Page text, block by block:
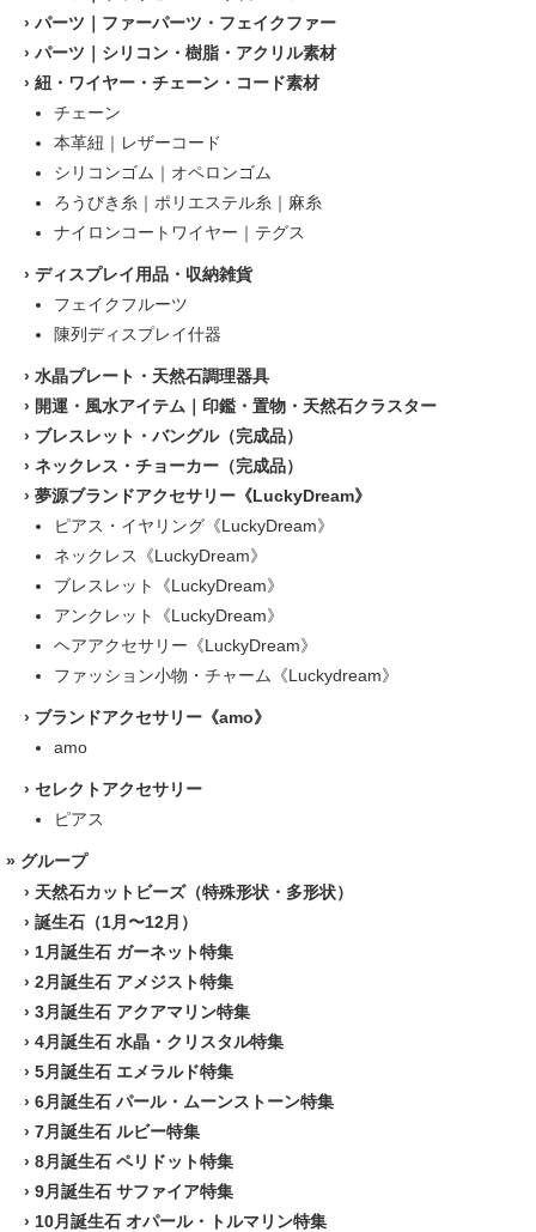
› パーツ｜ファーパーツ・フェイクファー
› パーツ｜シリコン・樹脂・アクリル素材
› 紐・ワイヤー・チェーン・コード素材
チェーン
本革紐｜レザーコード
シリコンゴム｜オペロンゴム
ろうびき糸｜ポリエステル糸｜麻糸
ナイロンコートワイヤー｜テグス
› ディスプレイ用品・収納雑貨
フェイクフルーツ
陳列ディスプレイ什器
› 水晶プレート・天然石調理器具
› 開運・風水アイテム｜印鑑・置物・天然石クラスター
› ブレスレット・バングル（完成品）
› ネックレス・チョーカー（完成品）
› 夢源ブランドアクセサリー《LuckyDream》
ピアス・イヤリング《LuckyDream》
ネックレス《LuckyDream》
ブレスレット《LuckyDream》
アンクレット《LuckyDream》
ヘアアクセサリー《LuckyDream》
ファッション小物・チャーム《Luckydream》
› ブランドアクセサリー《amo》
amo
› セレクトアクセサリー
ピアス
» グループ
› 天然石カットビーズ（特殊形状・多形状）
› 誕生石（1月〜12月）
› 1月誕生石 ガーネット特集
› 2月誕生石 アメジスト特集
› 3月誕生石 アクアマリン特集
› 4月誕生石 水晶・クリスタル特集
› 5月誕生石 エメラルド特集
› 6月誕生石 パール・ムーンストーン特集
› 7月誕生石 ルビー特集
› 8月誕生石 ペリドット特集
› 9月誕生石 サファイア特集
› 10月誕生石 オパール・トルマリン特集